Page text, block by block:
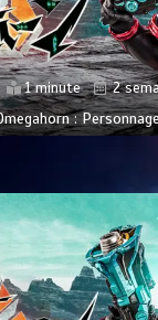
1 minute 2
: